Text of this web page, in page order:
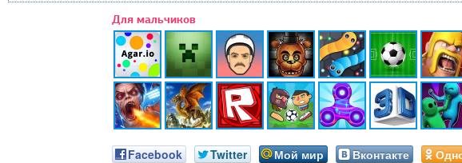
Для мальчиков
Facebook Twitter Мой мир Вконтакте